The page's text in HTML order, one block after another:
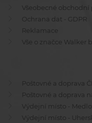
Všeobecné
Ochrana dat - GDPR
Reklamace
Vše o značce Walker
Poštovné a doprava
Poštovné a doprava
Výdejní místo -
Výdejní místo -